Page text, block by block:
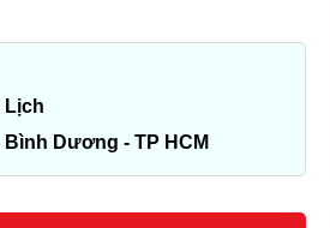
Lịch
Bình Dương - TP HCM